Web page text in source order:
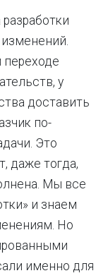
изменений.
у
доставить
по-
Это
даже тогда,
Мы все
и знаем
Но
именно для